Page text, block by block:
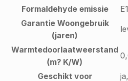
Formaldehyde emissie
E1
Garantie Woongebruik
(jaren)
Warmtedoorlaatweerstand
(m? K/W)
Geschikt voor